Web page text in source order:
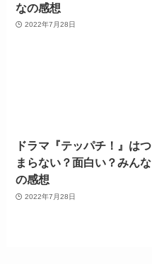
なの感想
2022年7月28日
ドラマ『テッパチ！』はつ
まらない？面白い？みんな
の感想
2022年7月28日